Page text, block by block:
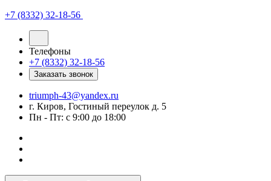
+7 (8332) 32-18-56
Телефоны
+7 (8332) 32-18-56
Заказать звонок
triumph-43@yandex.ru
г. Киров, Гостиный переулок д. 5
Пн - Пт: с 9:00 до 18:00